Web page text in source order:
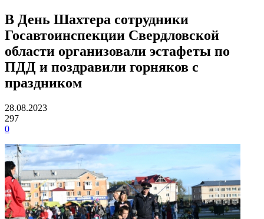
В День Шахтера сотрудники
Госавтоинспекции Свердловской
области организовали эстафеты по
ПДД и поздравили горняков с
праздником
28.08.2023
297
0